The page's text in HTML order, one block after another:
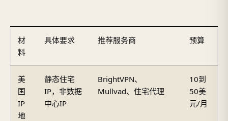
材
料
具体要求 推荐服务商 预算
美
国
IP
地
静态住宅
IP，非数据
中心IP
BrightVPN、
Mullvad、住宅代理
10到
50美
元/月